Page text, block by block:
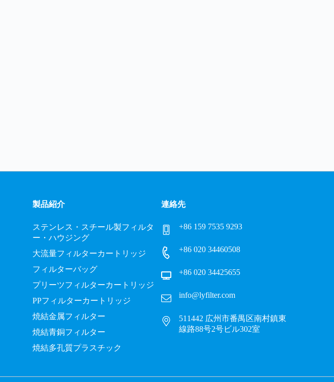
製品紹介
ステンレス・スチール製フィルタ
ー・ハウジング
大流量フィルターカートリッジ
フィルターバッグ
プリーツフィルターカートリッジ
PPフィルターカートリッジ
焼結金属フィルター
焼結青銅フィルター
焼結多孔質プラスチック
連絡先
+86 159 7535 9293
+86 020 34460508
+86 020 34425655
info@lyfilter.com
511442 広州市番禺区南村鎮東
線路88号2号ビル302室